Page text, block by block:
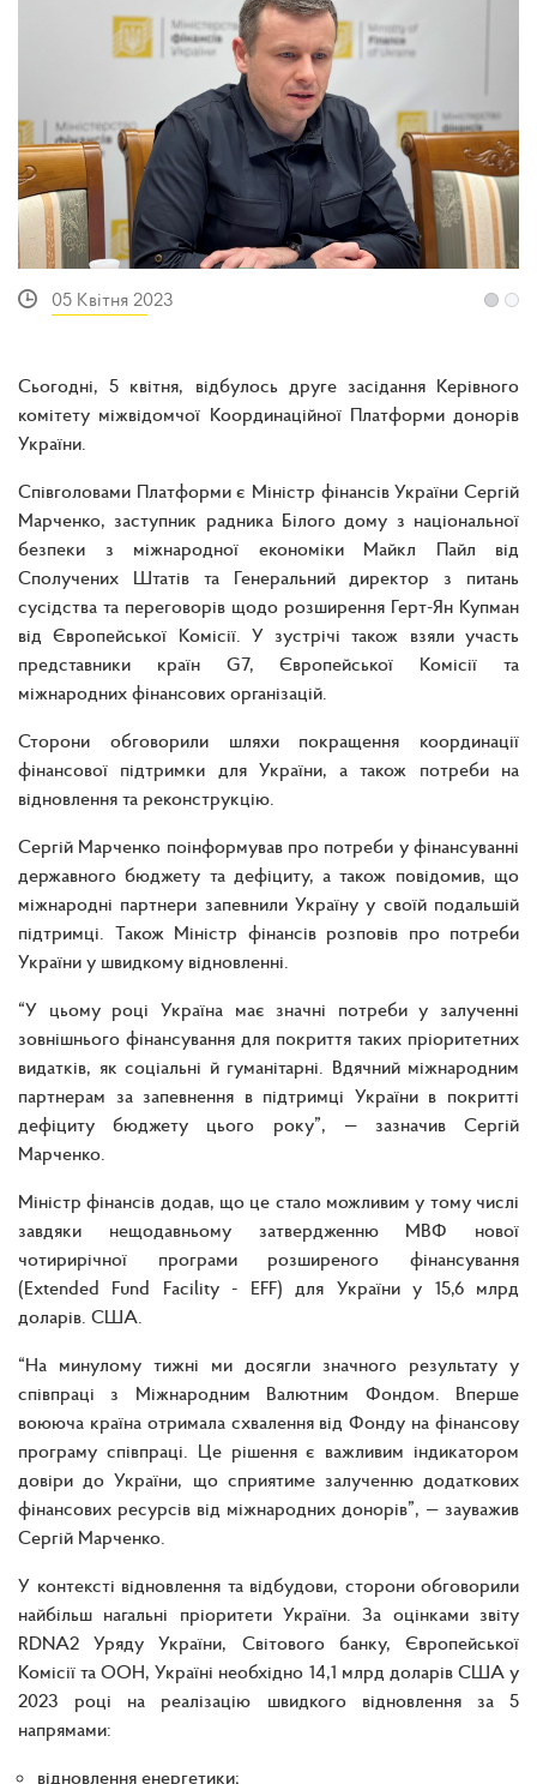
05 Квітня 2023
Сьогодні, 5 квітня, відбулось друге засідання Керівного
комітету міжвідомчої Координаційної Платформи донорів
України.
Співголовами Платформи є Міністр фінансів України Сергій
Марченко, заступник радника Білого дому з національної
безпеки з міжнародної економіки Майкл Пайл від
Сполучених Штатів та Генеральний директор з питань
сусідства та переговорів щодо розширення Герт-Ян Купман
від Європейської Комісії. У зустрічі також взяли участь
представники країн G7, Європейської Комісії та
міжнародних фінансових організацій.
Сторони обговорили шляхи покращення координації
фінансової підтримки для України, а також потреби на
відновлення та реконструкцію.
Сергій Марченко поінформував про потреби у фінансуванні
державного бюджету та дефіциту, а також повідомив, що
міжнародні партнери запевнили Україну у своїй подальшій
підтримці. Також Міністр фінансів розповів про потреби
України у швидкому відновленні.
“У цьому році Україна має значні потреби у залученні
зовнішнього фінансування для покриття таких пріоритетних
видатків, як соціальні й гуманітарні. Вдячний міжнародним
партнерам за запевнення в підтримці України в покритті
дефіциту бюджету цього року”, — зазначив Сергій
Марченко.
Міністр фінансів додав, що це стало можливим у тому числі
завдяки нещодавньому затвердженню МВФ нової
чотирирічної програми розширеного фінансування
(Extended Fund Facility - EFF) для України у 15,6 млрд
доларів. США.
“На минулому тижні ми досягли значного результату у
співпраці з Міжнародним Валютним Фондом. Вперше
воююча країна отримала схвалення від Фонду на фінансову
програму співпраці. Це рішення є важливим індикатором
довіри до України, що сприятиме залученню додаткових
фінансових ресурсів від міжнародних донорів”, — зауважив
Сергій Марченко.
У контексті відновлення та відбудови, сторони обговорили
найбільш нагальні пріоритети України. За оцінками звіту
RDNA2 Уряду України, Світового банку, Європейської
Комісії та ООН, Україні необхідно 14,1 млрд доларів США у
2023 році на реалізацію швидкого відновлення за 5
напрямами:
відновлення енергетики;